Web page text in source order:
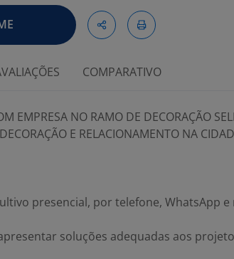
COMPARATIVO
EMPRESA NO RAMO DE DECORAÇÃO
E RELACIONAMENTO NA
presencial, por telefone, WhatsApp e
soluções adequadas aos